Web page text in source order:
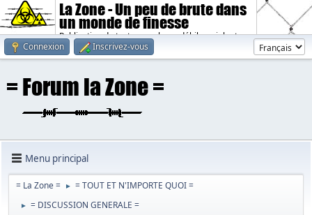
La Zone - Un peu de brute dans
un monde de finesse
Publication de textes sombres, débiles, violents.
Connexion
Inscrivez-vous
Menu principal
= La Zone = ► = TOUT ET N'IMPORTE QUOI =
► = DISCUSSION GENERALE =